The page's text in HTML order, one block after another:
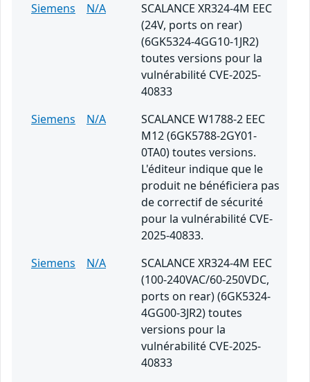
Siemens
N/A
SCALANCE XR324-4M EEC
(24V, ports on rear)
(6GK5324-4GG10-1JR2)
toutes versions pour la
vulnérabilité CVE-2025-
40833
Siemens
N/A
SCALANCE W1788-2 EEC
M12 (6GK5788-2GY01-
0TA0) toutes versions.
L'éditeur indique que le
produit ne bénéficiera pas
de correctif de sécurité
pour la vulnérabilité CVE-
2025-40833.
Siemens
N/A
SCALANCE XR324-4M EEC
(100-240VAC/60-250VDC,
ports on rear) (6GK5324-
4GG00-3JR2) toutes
versions pour la
vulnérabilité CVE-2025-
40833